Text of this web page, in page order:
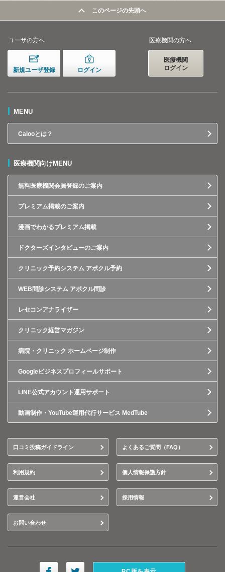
このページの先頭へ
ユーザの方へ
新規ユーザ登録 ログイン
医療機関の方へ
医療機関
ログイン
MENU
Calooとは？
医療機関向けMENU
無料医療機関会員登録のご案内
プレミアム掲載のご案内
漫画でわかるプレミアム掲載
ドクターズインタビューのご案内
クリニック予約システム アポクル予約
WEB問診システム アポクル問診
レセコンアナライザー
クリニック経営マガジン
病院・クリニック ホームページ制作
Googleビジネスプロフィールサポート
LINE公式アカウント運用サポート
動画制作・YouTube運用代行サービス MedTube
口コミ投稿ガイドライン よくあるご質問（FAQ）
利用規約 個人情報保護方針
運営会社 採用情報
お問い合わせ